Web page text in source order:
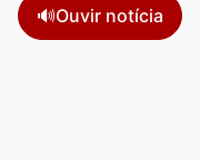
🔊Ouvir notícia